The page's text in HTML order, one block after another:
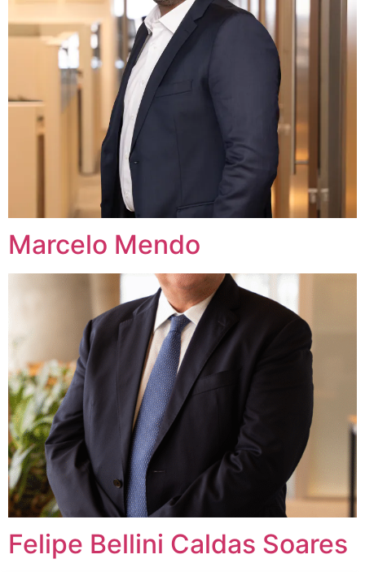
Marcelo Mendo
Felipe Bellini Caldas Soares